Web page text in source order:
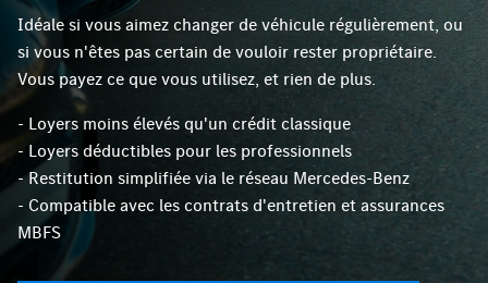
Idéale si vous aimez changer de véhicule régulièrement, ou
si vous n'êtes pas certain de vouloir rester propriétaire.
Vous payez ce que vous utilisez, et rien de plus.
- Loyers moins élevés qu'un crédit classique
- Loyers déductibles pour les professionnels
- Restitution simplifiée via le réseau Mercedes-Benz
- Compatible avec les contrats d'entretien et assurances
MBFS